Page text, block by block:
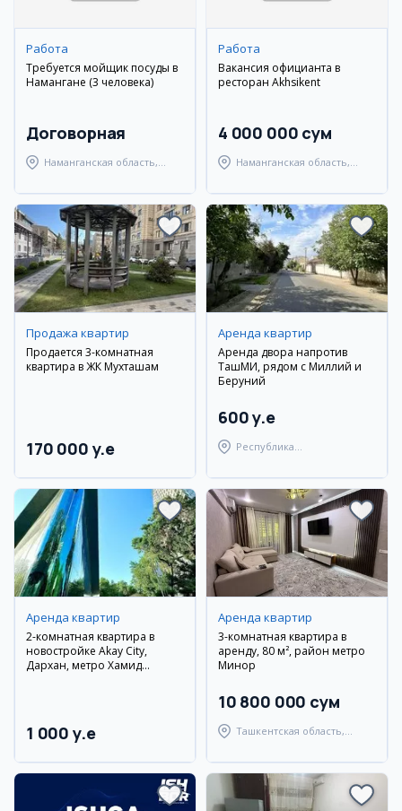
Работа
Требуется мойщик посуды в
Намангане (3 человека)
Договорная
Наманганская область,
Работа
Вакансия официанта в
ресторан Akhsikent
4 000 000 сум
Наманганская область,
Продажа квартир
Продается 3-комнатная
квартира в ЖК Мухташам
170 000 y.e
Аренда квартир
Аренда двора напротив
ТашМИ, рядом с Миллий и
Беруний
600 y.e
Республика
Берунийский район
Аренда квартир
2-комнатная квартира в
новостройке Akay City,
Дархан, метро Хамид
1 000 y.e
Аренда квартир
3-комнатная квартира в
аренду, 80 м², район метро
Минор
10 800 000 сум
Ташкентская область,